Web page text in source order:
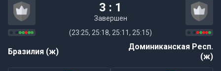
3 : 1
Завершен
(23:25, 25:18, 25:11, 25:15)
Бразилия (ж)
Доминиканская Респ.
(ж)